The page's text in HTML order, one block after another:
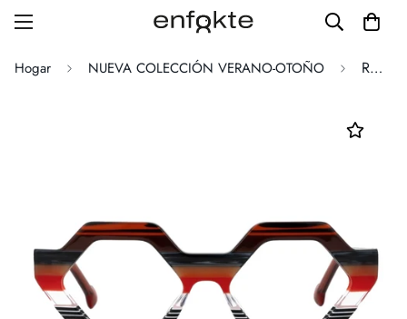
Hogar NUEVA COLECCIÓN VERANO-OTOÑO ROMERO WINE